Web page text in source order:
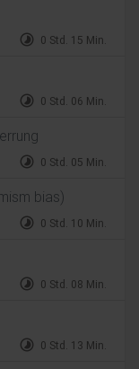
timelapse 0 Std. 15 Min.
timelapse 0 Std. 06 Min.
timelapse 0 Std. 05 Min.
bias)
timelapse 0 Std. 10 Min.
timelapse 0 Std. 08 Min.
timelapse 0 Std. 13 Min.